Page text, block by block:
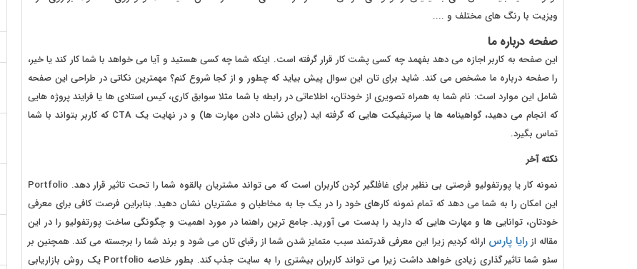
ویزیت با رنگ های مختلف و ....
صفحه درباره ما
این صفحه به کاربر اجازه می دهد بفهمد چه کسی پشت کار قرار گرفته است. اینکه شما چه کسی هستید و آیا می خواهد با شما کار کند یا خیر،
را صفحه درباره ما مشخص می کند. شاید برای تان این سوال پیش بیاید که چطور و از کجا شروع کنم؟ مهمترین نکاتی در طراحی این صفحه
شامل این موارد است: نام شما به همراه تصویری از خودتان، اطلاعاتی در رابطه با شما مثلا سوابق کاری، کیس استادی ها یا فرایند پروژه هایی
که انجام می دهید، گواهینامه ها یا سرتیفیکت هایی که گرفته اید (برای نشان دادن مهارت ها) و در نهایت یک CTA که کاربر بتواند با شما
تماس بگیرد.
نکته آخر
نمونه کار یا پورتفولیو فرصتی بی نظیر برای غافلگیر کردن کاربران است که می تواند مشتریان بالقوه شما را تحت تاثیر قرار دهد. Portfolio
این امکان را به شما می دهد که تمام نمونه کارهای خود را در یک جا به مخاطبان و مشتریان نشان دهید. بنابراین فرصت کافی برای معرفی
خودتان، توانایی ها و مهارت هایی که دارید را بدست می آورید. جامع ترین راهنما در مورد اهمیت و چگونگی ساخت پورتفولیو را در این
مقاله ازرایا پارس ارائه کردیم زیرا این معرفی قدرتمند سبب متمایز شدن شما از رقبای تان می شود و برند شما را برجسته می کند. همچنین بر
سئو شما تاثیر گذاری زیادی خواهد داشت زیرا می تواند کاربران بیشتری را به سایت جذب کند. بطور خلاصه Portfolio یک روش بازاریابی